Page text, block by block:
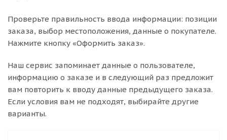
Проверьте правильность ввода информации: позиции
заказа, выбор местоположения, данные о покупателе.
Нажмите кнопку «Оформить заказ».
Наш сервис запоминает данные о пользователе,
информацию о заказе и в следующий раз предложит
вам повторить к вводу данные предыдущего заказа.
Если условия вам не подходят, выбирайте другие
варианты.